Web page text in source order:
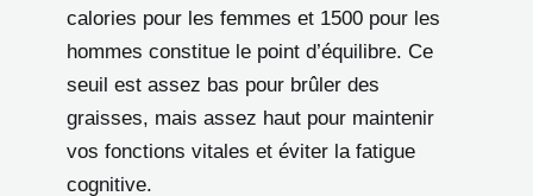
calories pour les femmes et 1500 pour les
hommes constitue le point d’équilibre. Ce
seuil est assez bas pour brûler des
graisses, mais assez haut pour maintenir
vos fonctions vitales et éviter la fatigue
cognitive.